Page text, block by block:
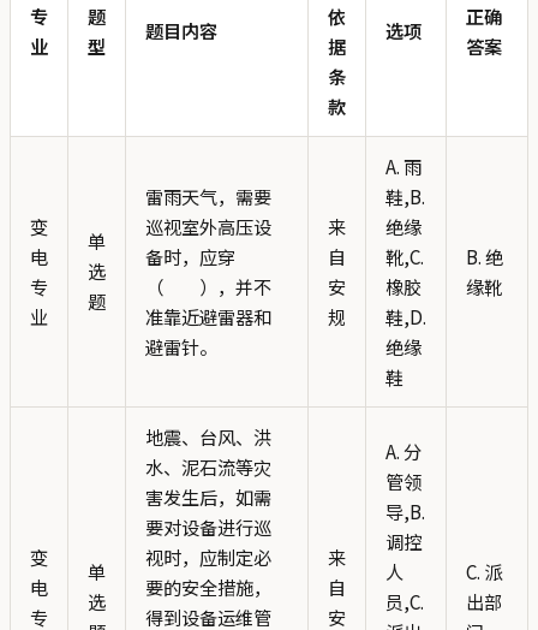
专
业
题
型
题目内容
依
据
条
款
选项
正确
答案
变
电
专
业
单
选
题
雷雨天气，需要
巡视室外高压设
备时，应穿
（ ），并不
准靠近避雷器和
避雷针。
来
自
安
规
A. 雨
鞋,B.
绝缘
靴,C.
橡胶
鞋,D.
绝缘
鞋
B. 绝
缘靴
变
电
专
单
选
地震、台风、洪
水、泥石流等灾
害发生后，如需
要对设备进行巡
视时，应制定必
要的安全措施，
得到设备运维管
来
自
安
A. 分
管领
导,B.
调控
人
员,C.
C. 派
出部